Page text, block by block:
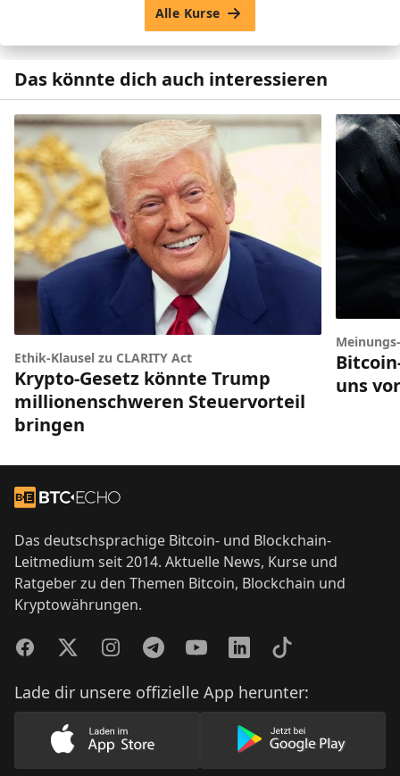
Alle Kurse
Das könnte dich auch interessieren
Ethik-Klausel zu CLARITY Act
Krypto-Gesetz könnte Trump
millionenschweren Steuervorteil
bringen
uns
Zur Startseite
Das deutschsprachige Bitcoin- und Blockchain-
Leitmedium seit 2014. Aktuelle News, Kurse und
Ratgeber zu den Themen Bitcoin, Blockchain und
Kryptowährungen.
FacebookTwitterInstagramTelegramYouTubeLinkedInTikTok
Lade dir unsere offizielle App herunter:
Lade unsere App im AppStore herunter
Lade unsere